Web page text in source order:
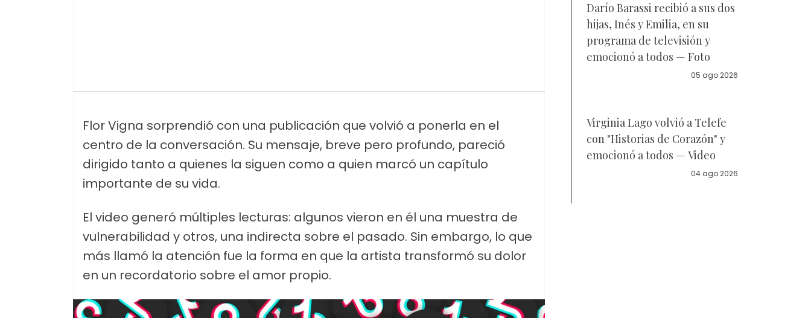
Flor Vigna sorprendió con una publicación que volvió a ponerla en el
centro de la conversación. Su mensaje, breve pero profundo, pareció
dirigido tanto a quienes la siguen como a quien marcó un capítulo
importante de su vida.
El video generó múltiples lecturas: algunos vieron en él una muestra de
vulnerabilidad y otros, una indirecta sobre el pasado. Sin embargo, lo que
más llamó la atención fue la forma en que la artista transformó su dolor
en un recordatorio sobre el amor propio.
Darío Barassi recibió a sus dos
hijas, Inés y Emilia, en su
programa de televisión y
emocionó a todos — Foto
05 ago 2026
Virginia Lago volvió a Telefe
con "Historias de Corazón" y
emocionó a todos — Video
04 ago 2026